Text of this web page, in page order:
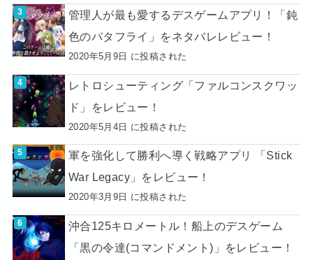
管理人が最も愛するデスゲームアプリ！「鈍
色のバタフライ」をネタバレレビュー！
2020年5月9日 に投稿された
レトロシューティング「ファルコンスクワッ
ド」をレビュー！
2020年5月4日 に投稿された
軍を強化して勝利へ導く戦略アプリ 「Stick
War Legacy」をレビュー！
2020年3月9日 に投稿された
沖合125キロメートル！船上のデスゲーム
「黒の令達(コマンドメント)」をレビュー！